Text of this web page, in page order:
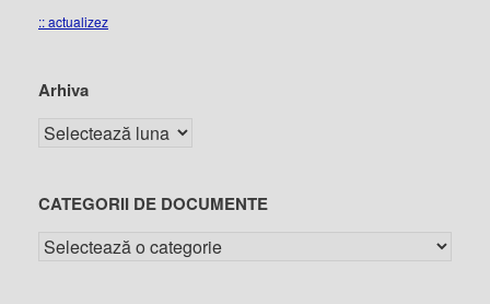
:: actualizez
Arhiva
CATEGORII DE DOCUMENTE